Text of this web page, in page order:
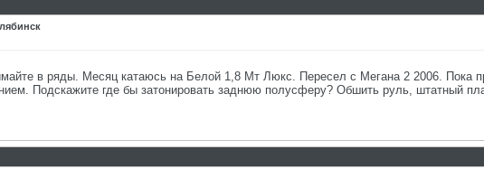
в ряды. Месяц катаюсь на Белой 1,8 Мт Люкс. Пересел с Мегана 2 2006. Пока
Подскажите где бы затонировать заднюю полусферу? Обшить руль, штатный